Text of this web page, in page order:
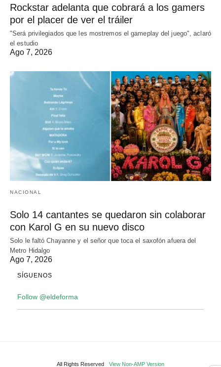
Rockstar adelanta que cobrará a los gamers
por el placer de ver el tráiler
"Será privilegiados que les mostremos el gameplay del juego", aclaró
el estudio
Ago 7, 2026
NACIONAL
Solo 14 cantantes se quedaron sin colaborar
con Karol G en su nuevo disco
Solo le faltó Chayanne y el señor que toca el saxofón afuera del
Metro Hidalgo
Ago 7, 2026
SÍGUENOS
Follow @eldeforma
All Rights Reserved View Non-AMP Version